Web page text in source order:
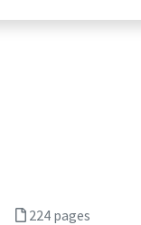
224 pages